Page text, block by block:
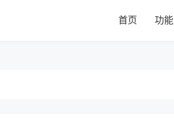
首页 功能